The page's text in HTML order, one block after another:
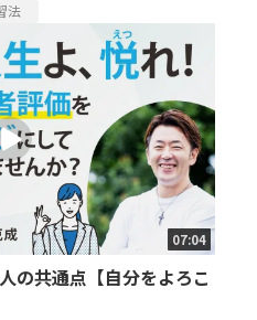
法
07:04
の共通点【自分をよろこ